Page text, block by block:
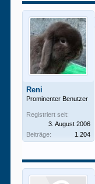
Reni
Prominenter Benutzer
Registriert seit:
3. August 2006
Beiträge:
1.204